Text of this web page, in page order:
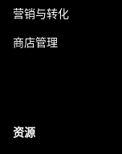
营销与转化
商店管理
资源